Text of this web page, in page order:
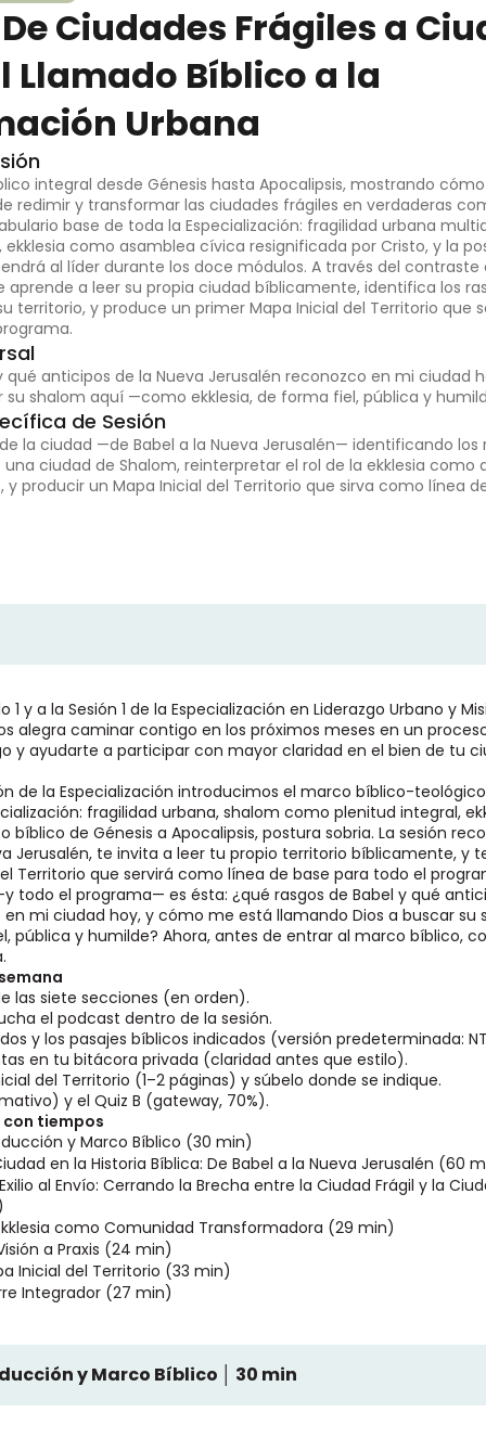
De Ciudades Frágiles a
Llamado Bíblico a la
Urbana
integral desde Génesis hasta Apocalipsis, mostrando
redimir y transformar las ciudades frágiles en verdaderas
base de toda la Especialización: fragilidad urbana
como asamblea cívica resignificada por Cristo, y la
al líder durante los doce módulos. A través del contraste
aprende a leer su propia ciudad bíblicamente, identifica los
territorio, y produce un primer Mapa Inicial del Territorio que
qué anticipos de la Nueva Jerusalén reconozco en mi ciudad
su shalom aquí —como ekklesia, de forma fiel, pública y
de Sesión
la ciudad —de Babel a la Nueva Jerusalén— identificando los
una ciudad de Shalom, reinterpretar el rol de la ekklesia como
y producir un Mapa Inicial del Territorio que sirva como línea
1 y a la Sesión 1 de la Especialización en Liderazgo Urbano y
alegra caminar contigo en los próximos meses en un
y ayudarte a participar con mayor claridad en el bien de tu
de la Especialización introducimos el marco bíblico-
fragilidad urbana, shalom como plenitud integral,
bíblico de Génesis a Apocalipsis, postura sobria. La sesión
Jerusalén, te invita a leer tu propio territorio bíblicamente, y
Territorio que servirá como línea de base para todo el
todo el programa— es ésta: ¿qué rasgos de Babel y qué
en mi ciudad hoy, y cómo me está llamando Dios a buscar
pública y humilde? Ahora, antes de entrar al marco bíblico,
las siete secciones (en orden).
el podcast dentro de la sesión.
y los pasajes bíblicos indicados (versión predeterminada:
en tu bitácora privada (claridad antes que estilo).
del Territorio (1–2 páginas) y súbelo donde se indique.
y el Quiz B (gateway, 70%).
con tiempos
y Marco Bíblico (30 min)
en la Historia Bíblica: De Babel a la Nueva Jerusalén (60
al Envío: Cerrando la Brecha entre la Ciudad Frágil y la
como Comunidad Transformadora (29 min)
a Praxis (24 min)
Inicial del Territorio (33 min)
Integrador (27 min)
y Marco Bíblico │ 30 min